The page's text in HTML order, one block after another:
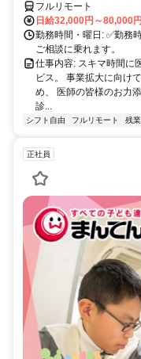
フルリモート
日給32,000円～80,000円
勤務時間・曜日: ✅勤務
ご相談に乗れます。
仕事内容: スキマ時間に
ビス。 事業拡大に向け
め、 医師の皆様のお力
診...
シフト自由 フルリモート 残業
正社員